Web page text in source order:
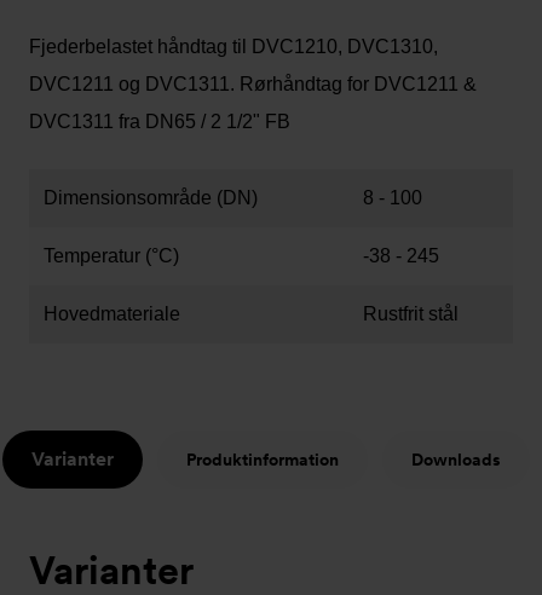
Fjederbelastet håndtag til DVC1210, DVC1310,
DVC1211 og DVC1311. Rørhåndtag for DVC1211 &
DVC1311 fra DN65 / 2 1/2" FB
Dimensionsområde (DN) 8 - 100
Temperatur (°C) -38 - 245
Hovedmateriale Rustfrit stål
Varianter Produktinformation Downloads
Varianter